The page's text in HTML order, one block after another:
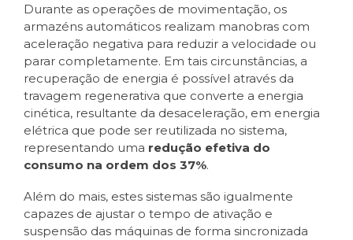
Durante as operações de movimentação, os
armazéns automáticos realizam manobras com
aceleração negativa para reduzir a velocidade ou
parar completamente. Em tais circunstâncias, a
recuperação de energia é possível através da
travagem regenerativa que converte a energia
cinética, resultante da desaceleração, em energia
elétrica que pode ser reutilizada no sistema,
representando uma redução efetiva do
consumo na ordem dos 37%.
Além do mais, estes sistemas são igualmente
capazes de ajustar o tempo de ativação e
suspensão das máquinas de forma sincronizada